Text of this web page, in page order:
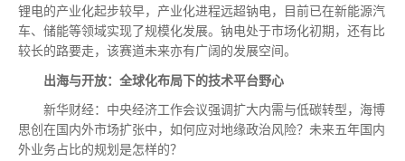
锂电的产业化起步较早，产业化进程远超钠电，目前已在新能源汽
车、储能等领域实现了规模化发展。钠电处于市场化初期，还有比
较长的路要走，该赛道未来亦有广阔的发展空间。
出海与开放：全球化布局下的技术平台野心
新华财经：中央经济工作会议强调扩大内需与低碳转型，海博
思创在国内外市场扩张中，如何应对地缘政治风险？未来五年国内
外业务占比的规划是怎样的？